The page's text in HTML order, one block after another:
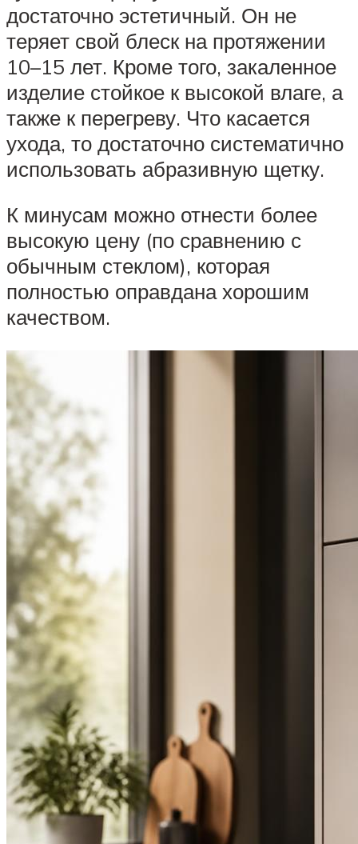
достаточно эстетичный. Он не
теряет свой блеск на протяжении
10–15 лет. Кроме того, закаленное
изделие стойкое к высокой влаге, а
также к перегреву. Что касается
ухода, то достаточно систематично
использовать абразивную щетку.
К минусам можно отнести более
высокую цену (по сравнению с
обычным стеклом), которая
полностью оправдана хорошим
качеством.